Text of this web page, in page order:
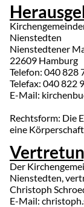
Nienstedten
Nienstedtener
22609 Hamburg
Telefon: 040 828
Telefax: 040 822
E-Mail:
Rechtsform: Die
eine
Der
Nienstedten,
Christoph
E-Mail: